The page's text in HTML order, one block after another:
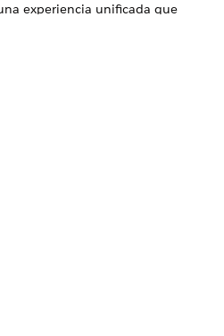
experiencia unificada que
y el paquete gestionado
de gastos concurrente
Concur para sincronizar
de gastos de visitas entre las
Cloud ofrece una aplicación de
Concurrir sincronización de
flujo de datos de gastos de